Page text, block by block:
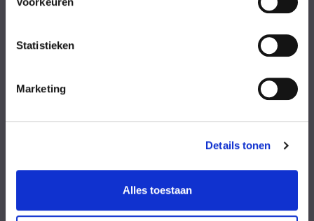
Statistieken
Marketing
Details tonen
Alles toestaan
opmerkingen
Privacyverklaring
Ik ga akkoord met deprivacy statement&algemene voorwaarden.
algemene voorwaarden